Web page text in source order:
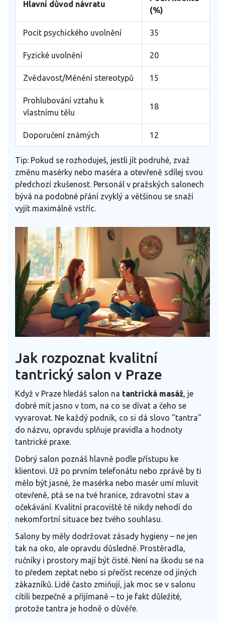
Hlavní důvod návratu
(%)
Pocit psychického uvolnění 35
Fyzické uvolnění 20
Zvědavost/Měnění stereotypů 15
Prohlubování vztahu k
vlastnímu tělu
18
Doporučení známých 12
Tip: Pokud se rozhoduješ, jestli jít podruhé, zvaž
změnu masérky nebo maséra a otevřeně sdílej svou
předchozí zkušenost. Personál v pražských salonech
bývá na podobné přání zvyklý a většinou se snaží
vyjít maximálně vstříc.
Jak rozpoznat kvalitní
tantrický salon v Praze
Když v Praze hledáš salon na tantrická masáž , je
dobré mít jasno v tom, na co se dívat a čeho se
vyvarovat. Ne každý podnik, co si dá slovo "tantra"
do názvu, opravdu splňuje pravidla a hodnoty
tantrické praxe.
Dobrý salon poznáš hlavně podle přístupu ke
klientovi. Už po prvním telefonátu nebo zprávě by ti
mělo být jasné, že masérka nebo masér umí mluvit
otevřeně, ptá se na tvé hranice, zdravotní stav a
očekávání. Kvalitní pracoviště tě nikdy nehodí do
nekomfortní situace bez tvého souhlasu.
Salony by měly dodržovat zásady hygieny – ne jen
tak na oko, ale opravdu důsledně. Prostěradla,
ručníky i prostory mají být čisté. Není na škodu se na
to předem zeptat nebo si přečíst recenze od jiných
zákazníků. Lidé často zmiňují, jak moc se v salonu
cítili bezpečně a přijímaně – to je fakt důležité,
protože tantra je hodně o důvěře.